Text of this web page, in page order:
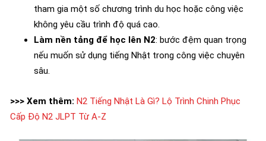
tham gia một số chương trình du học hoặc công việc
không yêu cầu trình độ quá cao.
Làm nền tảng để học lên N2: bước đệm quan trọng
nếu muốn sử dụng tiếng Nhật trong công việc chuyên
sâu.
>>> Xem thêm: N2 Tiếng Nhật Là Gì? Lộ Trình Chinh Phục
Cấp Độ N2 JLPT Từ A-Z